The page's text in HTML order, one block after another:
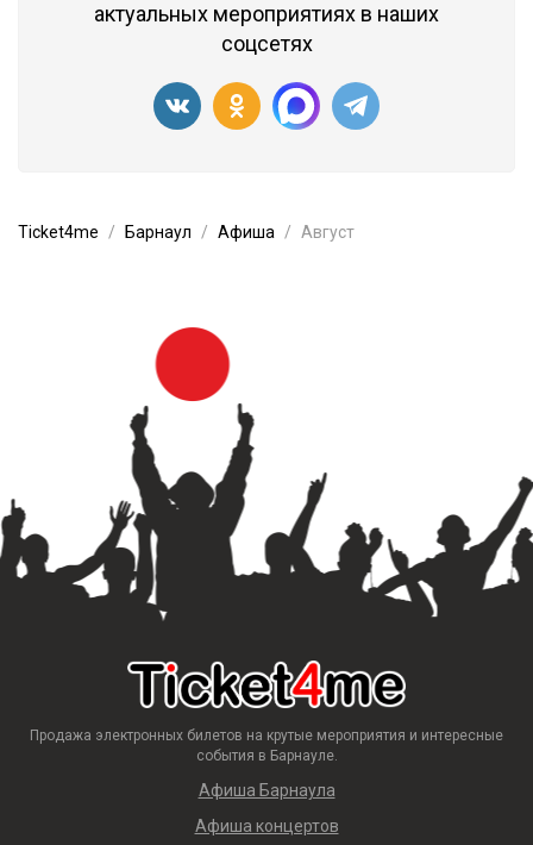
актуальных мероприятиях в наших
соцсетях
Ticket4me Барнаул Афиша Август
Продажа электронных билетов на крутые мероприятия и интересные
события в Барнауле.
Афиша Барнаула
Афиша концертов